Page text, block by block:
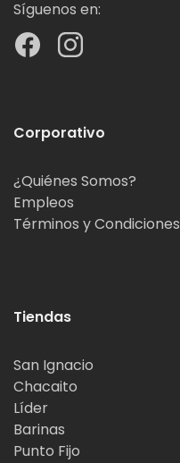
Síguenos en:
Corporativo
¿Quiénes Somos?
Empleos
Términos y Condiciones
Tiendas
San Ignacio
Chacaito
Líder
Barinas
Punto Fijo